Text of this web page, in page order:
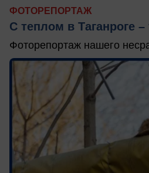
ФОТОРЕПОРТАЖ
С теплом в Таганроге –
Фоторепортаж нашего